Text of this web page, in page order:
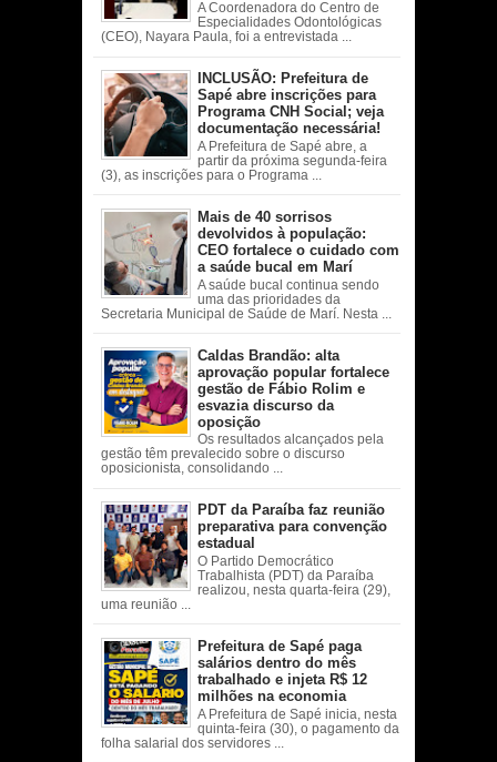
A Coordenadora do Centro de
Especialidades Odontológicas
(CEO), Nayara Paula, foi a entrevistada ...
INCLUSÃO: Prefeitura de
Sapé abre inscrições para
Programa CNH Social; veja
documentação necessária!
A Prefeitura de Sapé abre, a
partir da próxima segunda-feira
(3), as inscrições para o Programa ...
Mais de 40 sorrisos
devolvidos à população:
CEO fortalece o cuidado com
a saúde bucal em Marí
A saúde bucal continua sendo
uma das prioridades da
Secretaria Municipal de Saúde de Marí. Nesta ...
Caldas Brandão: alta
aprovação popular fortalece
gestão de Fábio Rolim e
esvazia discurso da
oposição
Os resultados alcançados pela
gestão têm prevalecido sobre o discurso
oposicionista, consolidando ...
PDT da Paraíba faz reunião
preparativa para convenção
estadual
O Partido Democrático
Trabalhista (PDT) da Paraíba
realizou, nesta quarta-feira (29),
uma reunião ...
Prefeitura de Sapé paga
salários dentro do mês
trabalhado e injeta R$ 12
milhões na economia
A Prefeitura de Sapé inicia, nesta
quinta-feira (30), o pagamento da
folha salarial dos servidores ...